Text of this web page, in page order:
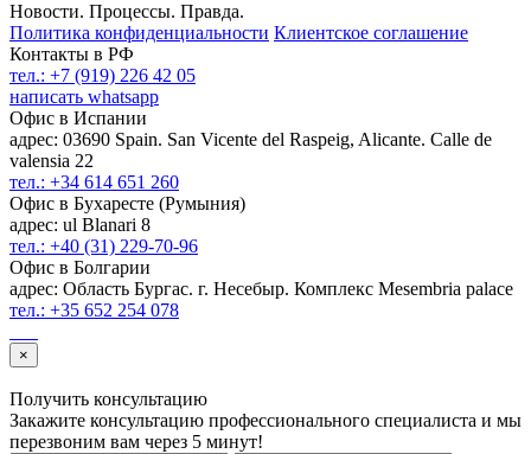
Новости. Процессы. Правда.
Политика конфиденциальности Клиентское соглашение
Контакты в РФ
тел.: +7 (919) 226 42 05
написать whatsapp
Офис в Испании
адрес: 03690 Spain. San Vicente del Raspeig, Alicante. Calle de
valensia 22
тел.: +34 614 651 260
Офис в Бухаресте (Румыния)
адрес: ul Blanari 8
тел.: +40 (31) 229-70-96
Офис в Болгарии
адрес: Область Бургас. г. Несебыр. Комплекс Mesembria palace
тел.: +35 652 254 078
×
Получить консультацию
Закажите консультацию профессионального специалиста и мы
перезвоним вам через 5 минут!